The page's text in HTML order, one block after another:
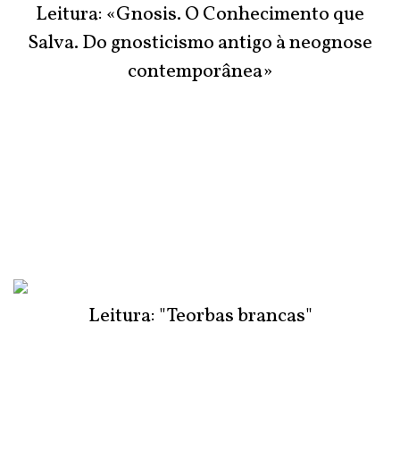
Leitura: «Gnosis. O Conhecimento que
Salva. Do gnosticismo antigo à neognose
contemporânea»
Leitura: "Teorbas brancas"